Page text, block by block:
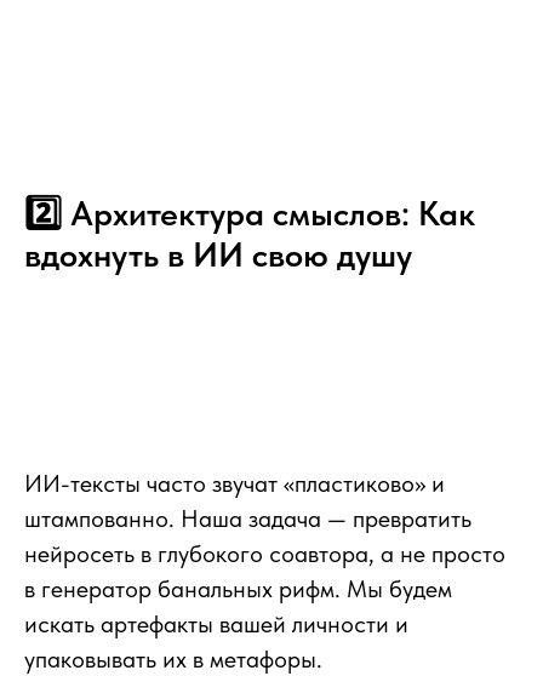
2️⃣ Архитектура смыслов: Как
вдохнуть в ИИ свою душу
ИИ-тексты часто звучат «пластиково» и
штампованно. Наша задача — превратить
нейросеть в глубокого соавтора, а не просто
в генератор банальных рифм. Мы будем
искать артефакты вашей личности и
упаковывать их в метафоры.